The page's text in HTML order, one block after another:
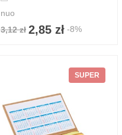
nuo
3,12 zł 2,85 zł -8%
SUPER